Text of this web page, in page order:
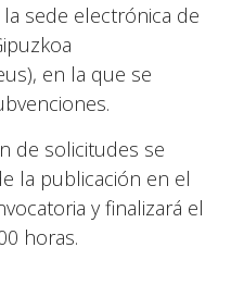
sede electrónica de
en la que se
de solicitudes se
la publicación en el
y finalizará el
horas.